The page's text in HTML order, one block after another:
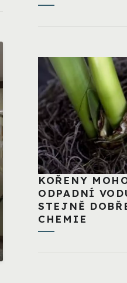
KOŘENY
ODPADNÍ
STEJNĚ
CHEMIE